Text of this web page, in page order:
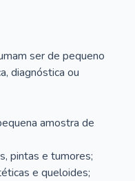
ser de pequeno
diagnóstica ou
amostra de
pintas e tumores;
e queloides;